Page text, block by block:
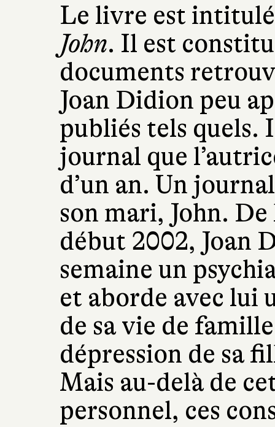
Le livre est
John. Il est
documents
Joan Didion peu
publiés tels quels.
journal que
d’un an. Un
son mari, John. De
début 2002, Joan
semaine un
et aborde avec lui
de sa vie de
dépression de sa
Mais au-delà de
personnel, ces